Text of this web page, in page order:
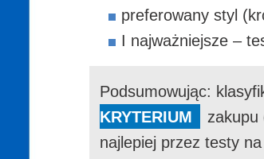
preferowany styl
I najważniejsze –
Podsumowując:
KRYTERIUM
zakupu
najlepiej przez testy